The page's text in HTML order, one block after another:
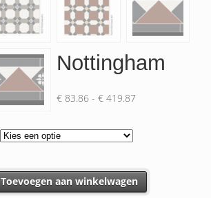
Nottingham
€83.86 - €419.87Prijsklasse:
Toevoegen aan winkelwagen